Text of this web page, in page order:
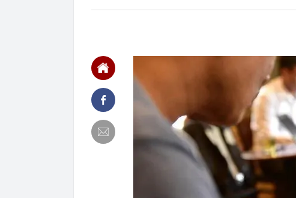
21:52
Không phải Nga hay
Liên tiếp bạo hành
Mẹ đỡ đầu" của giới
chính thương hiệu
Vì sao ít nhà làm
Mua viên nén đông
21:33
Người thay thế
21:30
Chiếc túi 60.000
lưu niệm rẻ nhất
không muốn nghe
21:29
Chiếm đoạt 14 tỷ
4 vật vào nhà báo